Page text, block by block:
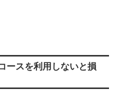
ースを利用しないと損